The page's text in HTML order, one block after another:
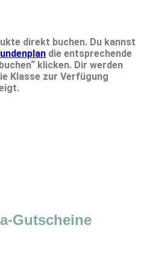
direkt buchen. Du kannst
die entsprechende
klicken. Dir werden
Klasse zur Verfügung
Gutscheine